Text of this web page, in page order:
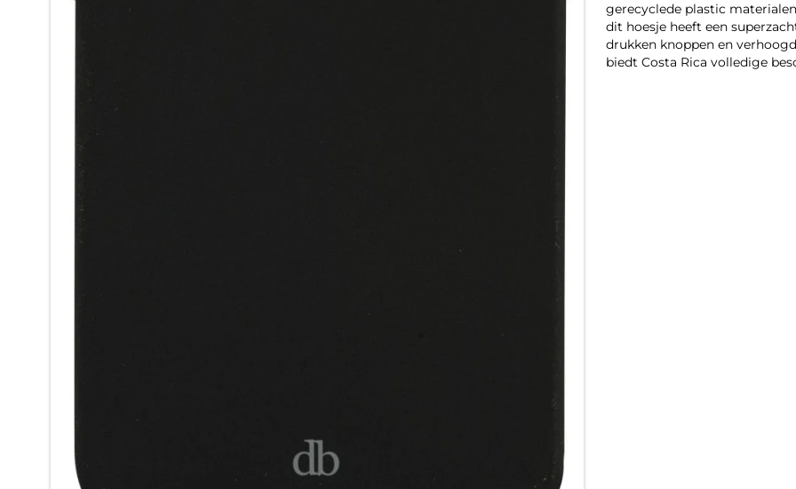
gerecyclede plastic
dit hoesje heeft een
drukken knoppen en
biedt Costa Rica volledige